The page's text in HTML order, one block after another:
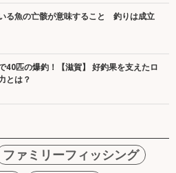
る魚の亡骸が意味すること 釣りは成立
40匹の爆釣！【滋賀】 好釣果を支えたロ
とは？
ファミリーフィッシング